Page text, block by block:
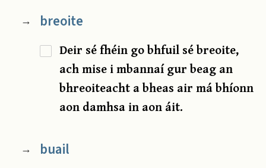
→ breoite
Deir sé fhéin go bhfuil sé breoite,
ach mise i mbannaí gur beag an
bhreoiteacht a bheas air má bhíonn
aon damhsa in aon áit.
→ buail